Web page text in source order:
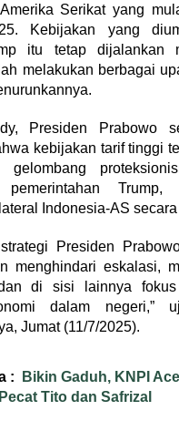
Serikat yang
Kebijakan yang
itu tetap dijalankan
melakukan berbagai
Presiden Prabowo
kebijakan tarif tinggi
gelombang
pemerintahan Trump,
Indonesia-AS
Presiden
menghindari eskalasi,
di sisi lainnya fokus
dalam negeri,”
Jumat (11/7/2025).
:
Bikin Gaduh, KNPI
Tito dan Safrizal